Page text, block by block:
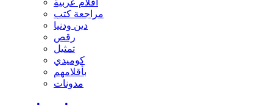
أفلام عربية
مراجعة كتب
دين ودنيا
رقص
تمثيل
كوميدي
بأقلامهم
مدونات